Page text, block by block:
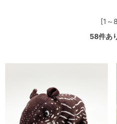
[1～
58件あ